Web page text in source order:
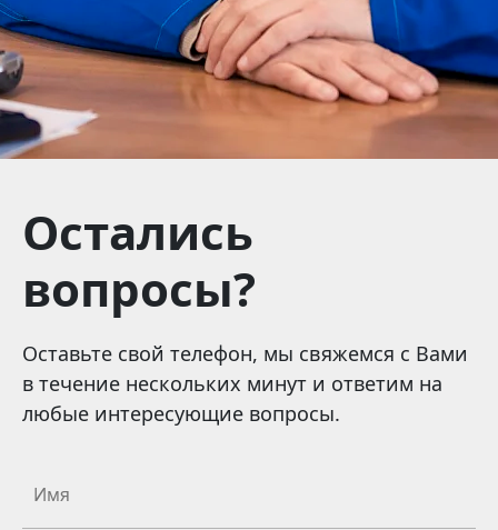
Остались
вопросы?
Оставьте свой телефон, мы свяжемся с Вами
в течение нескольких минут и ответим на
любые интересующие вопросы.